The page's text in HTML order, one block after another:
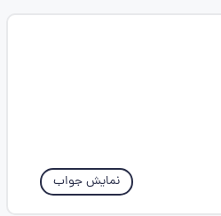
نمایش جواب